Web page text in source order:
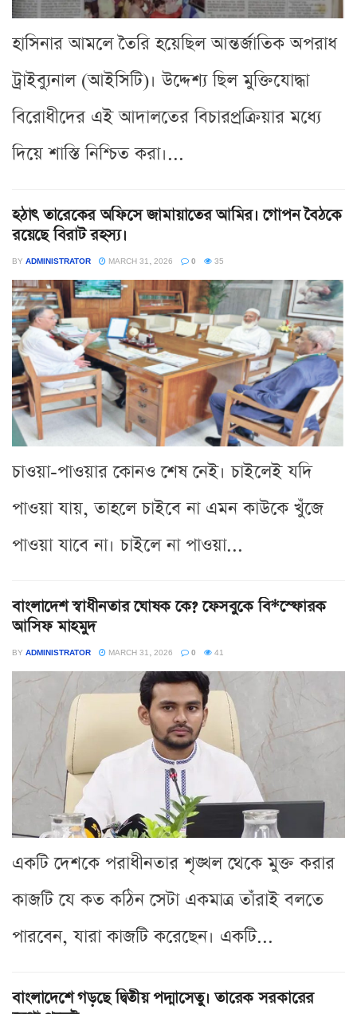
হাসিনার আমলে তৈরি হয়েছিল আন্তর্জাতিক অপরাধ
ট্রাইব্যুনাল (আইসিটি)। উদ্দেশ্য ছিল মুক্তিযোদ্ধা
বিরোধীদের এই আদালতের বিচারপ্রক্রিয়ার মধ্যে
দিয়ে শাস্তি নিশ্চিত করা।...
হঠাৎ তারেকের অফিসে জামায়াতের আমির। গোপন বৈঠকে
রয়েছে বিরাট রহস্য।
BY ADMINISTRATOR MARCH 31, 2026 0 35
চাওয়া-পাওয়ার কোনও শেষ নেই। চাইলেই যদি
পাওয়া যায়, তাহলে চাইবে না এমন কাউকে খুঁজে
পাওয়া যাবে না। চাইলে না পাওয়া...
বাংলাদেশ স্বাধীনতার ঘোষক কে? ফেসবুকে বি*স্ফোরক
আসিফ মাহমুদ
BY ADMINISTRATOR MARCH 31, 2026 0 41
একটি দেশকে পরাধীনতার শৃঙ্খল থেকে মুক্ত করার
কাজটি যে কত কঠিন সেটা একমাত্র তাঁরাই বলতে
পারবেন, যারা কাজটি করেছেন। একটি...
বাংলাদেশে গড়ছে দ্বিতীয় পদ্মাসেতু। তারেক সরকারের